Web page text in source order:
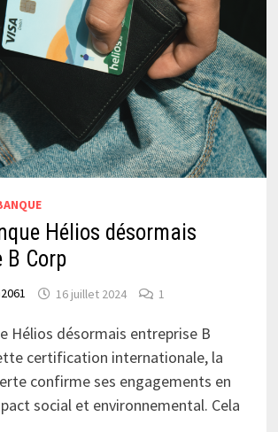
Hélios désormais
B Corp
16 juillet 2024 1
Hélios désormais entreprise B
certification internationale, la
confirme ses engagements en
social et environnemental. Cela